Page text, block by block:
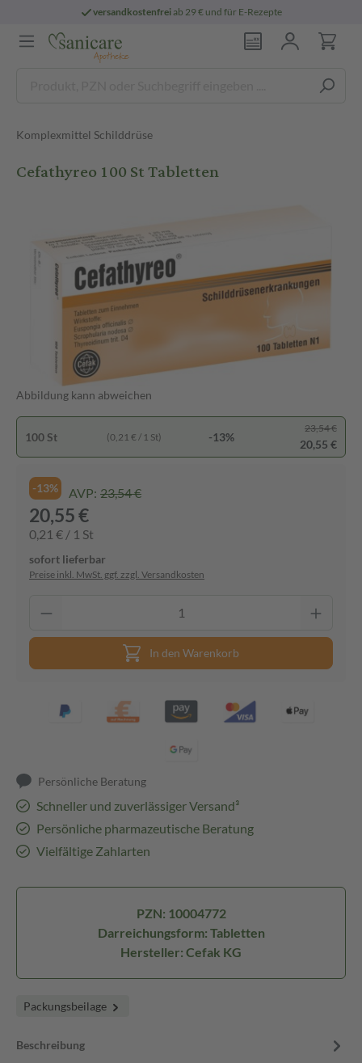
versandkostenfreiab 29 € und für E-Rezepte
Komplexmittel Schilddrüse
Cefathyreo 100 St Tabletten
Abbildung kann abweichen
100 St (0,21 € / 1 St) -13%
23,54 €
20,55 €
-13% AVP: 23,54 €
20,55 €
0,21 € / 1 St
sofort lieferbar
Preise inkl. MwSt. ggf. zzgl. Versandkosten
In den Warenkorb
Persönliche Beratung
Schneller und zuverlässiger Versand³
Persönliche pharmazeutische Beratung
Vielfältige Zahlarten
PZN: 10004772
Darreichungsform: Tabletten
Hersteller: Cefak KG
Packungsbeilage
Beschreibung